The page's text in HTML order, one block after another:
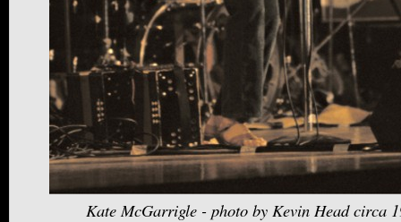
Kate McGarrigle - photo by Kevin Head circa